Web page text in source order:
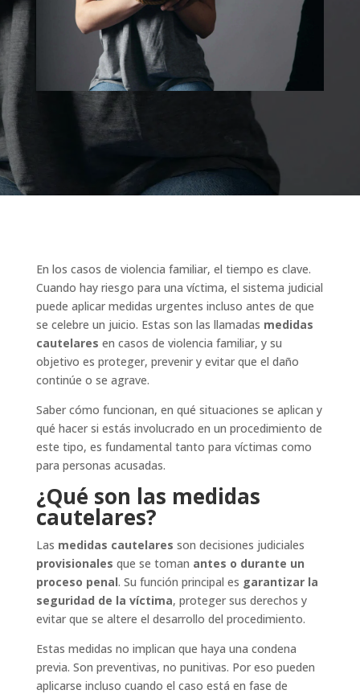
En los casos de violencia familiar, el tiempo es clave.
Cuando hay riesgo para una víctima, el sistema judicial
puede aplicar medidas urgentes incluso antes de que
se celebre un juicio. Estas son las llamadas medidas
cautelares en casos de violencia familiar, y su
objetivo es proteger, prevenir y evitar que el daño
continúe o se agrave.
Saber cómo funcionan, en qué situaciones se aplican y
qué hacer si estás involucrado en un procedimiento de
este tipo, es fundamental tanto para víctimas como
para personas acusadas.
¿Qué son las medidas
cautelares?
Las medidas cautelares son decisiones judiciales
provisionales que se toman antes o durante un
proceso penal. Su función principal es garantizar la
seguridad de la víctima, proteger sus derechos y
evitar que se altere el desarrollo del procedimiento.
Estas medidas no implican que haya una condena
previa. Son preventivas, no punitivas. Por eso pueden
aplicarse incluso cuando el caso está en fase de